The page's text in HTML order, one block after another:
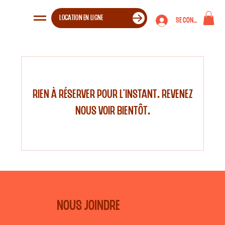
LOCATION EN LIGNE Se connecter
Rien à réserver pour l'instant. Revenez
nous voir bientôt.
NOUS JOINDRE